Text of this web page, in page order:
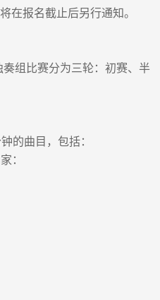
在报名截止后另行通知。
组比赛分为三轮：初赛、半
钟的曲目，包括：
：